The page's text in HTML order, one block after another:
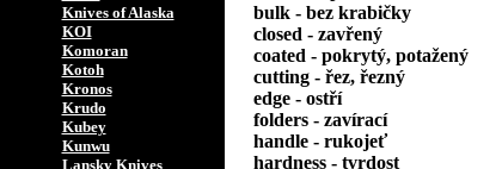
Knives of Alaska
KOI
Komoran
Kotoh
Kronos
Krudo
Kubey
Kunwu
Lansky Knives
bulk - bez krabičky
closed - zavřený
coated - pokrytý, potažený
cutting - řez, řezný
edge - ostří
folders - zavírací
handle - rukojeť
hardness - tvrdost